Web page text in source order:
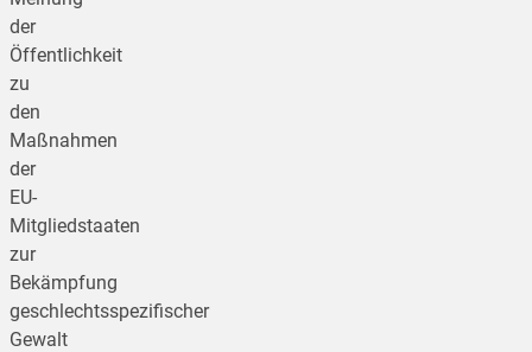
der
Öffentlichkeit
zu
den
Maßnahmen
der
EU-
Mitgliedstaaten
zur
Bekämpfung
geschlechtsspezifischer
Gewalt